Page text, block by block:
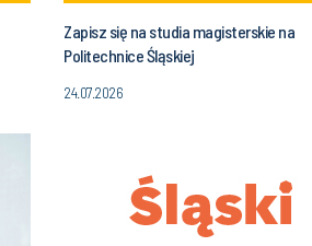
Zapisz się na studia magisterskie na
Politechnice Śląskiej
24.07.2026